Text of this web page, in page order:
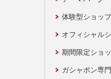
体験型ショッ
オフィシャル
期間限定ショ
ガシャポン専